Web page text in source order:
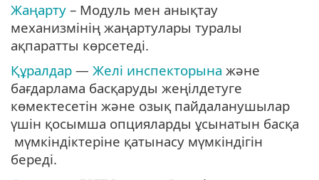
Жаңарту – Модуль мен анықтау
механизмінің жаңартулары туралы
ақпаратты көрсетеді.
Құралдар — Желі инспекторына және
бағдарлама басқаруды жеңілдетуге
көмектесетін және озық пайдаланушылар
үшін қосымша опцияларды ұсынатын басқа
мүмкіндіктеріне қатынасу мүмкіндігін
береді.